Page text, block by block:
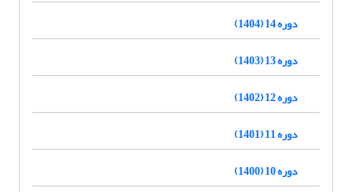
دوره 14 (1404)
دوره 13 (1403)
دوره 12 (1402)
دوره 11 (1401)
دوره 10 (1400)